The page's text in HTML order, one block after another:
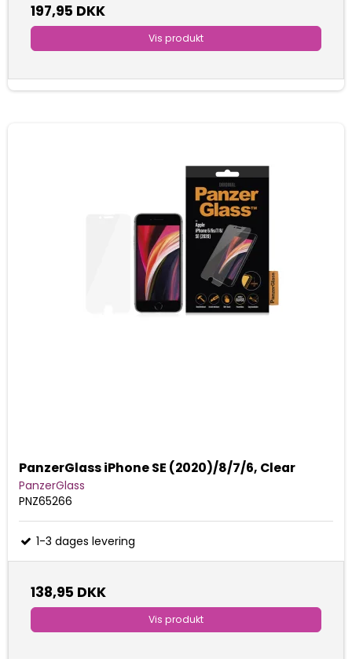
197,95 DKK
Vis produkt
PanzerGlass iPhone SE (2020)/8/7/6, Clear
PanzerGlass
PNZ65266
1-3 dages levering
138,95 DKK
Vis produkt